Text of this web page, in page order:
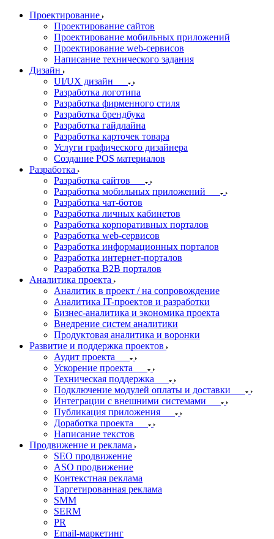
Проектирование
Проектирование сайтов
Проектирование мобильных приложений
Проектирование web-сервисов
Написание технического задания
Дизайн
UI/UX дизайн
Разработка логотипа
Разработка фирменного стиля
Разработка брендбука
Разработка гайдлайна
Разработка карточек товара
Услуги графического дизайнера
Создание POS материалов
Разработка
Разработка сайтов
Разработка мобильных приложений
Разработка чат-ботов
Разработка личных кабинетов
Разработка корпоративных порталов
Разработка web-сервисов
Разработка информационных порталов
Разработка интернет-порталов
Разработка B2B порталов
Аналитика проекта
Аналитик в проект / на сопровождение
Аналитика IT-проектов и разработки
Бизнес-аналитика и экономика проекта
Внедрение систем аналитики
Продуктовая аналитика и воронки
Развитие и поддержка проектов
Аудит проекта
Ускорение проекта
Техническая поддержка
Подключение модулей оплаты и доставки
Интеграции с внешними системами
Публикация приложения
Доработка проекта
Написание текстов
Продвижение и реклама
SEO продвижение
ASO продвижение
Контекстная реклама
Таргетированная реклама
SMM
SERM
PR
Email-маркетинг